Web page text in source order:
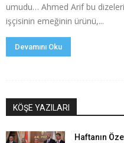
umudu… Ahmed Arif bu
işçisinin emeğinin ürünü,...
Devamını Oku
KÖŞE YAZILARI
Haftanın